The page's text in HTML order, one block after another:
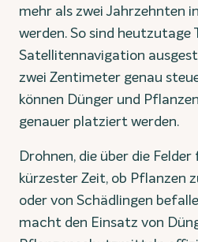
mehr als zwei Jahrzehnten
werden. So sind
Satellitennavigation
zwei Zentimeter genau
können Dünger und
genauer platziert werden.
Drohnen, die über die Felder
kürzester Zeit, ob Pflanzen
oder von Schädlingen
macht den Einsatz von